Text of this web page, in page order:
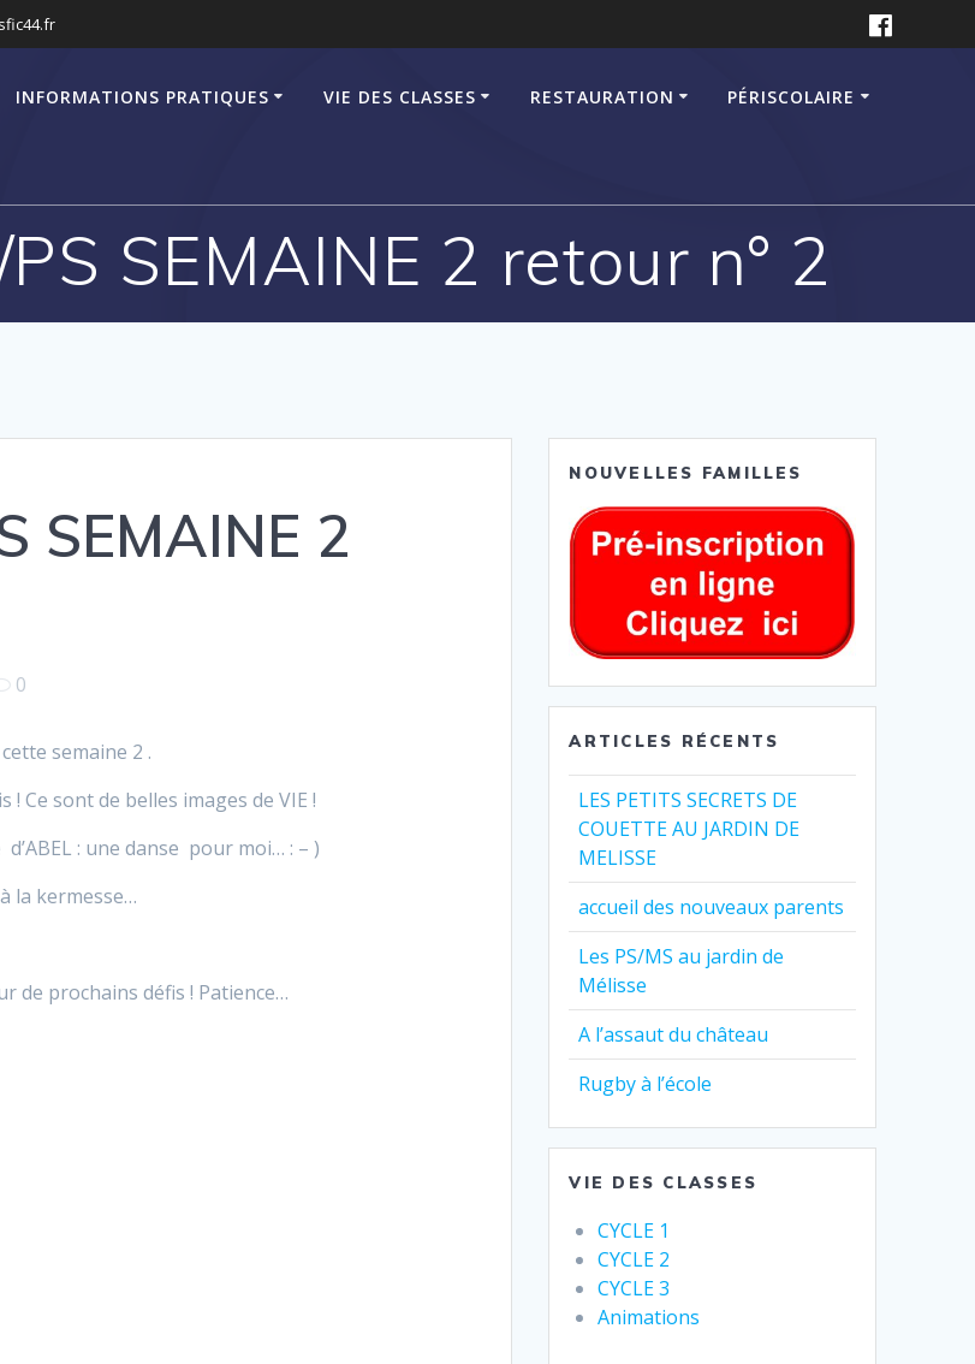
INFORMATIONS PRATIQUES VIE DES CLASSES RESTAURATION PÉRISCOLAIRE
SEMAINE 2 retour n° 2
SEMAINE 2
0
semaine 2 .
Ce sont de belles images de VIE !
: une danse pour moi… : – )
la kermesse…
de prochains défis ! Patience…
NOUVELLES FAMILLES
ARTICLES RÉCENTS
LES PETITS SECRETS DE
COUETTE AU JARDIN DE
MELISSE
accueil des nouveaux parents
Les PS/MS au jardin de
Mélisse
A l’assaut du château
Rugby à l’école
VIE DES CLASSES
CYCLE 1
CYCLE 2
CYCLE 3
Animations